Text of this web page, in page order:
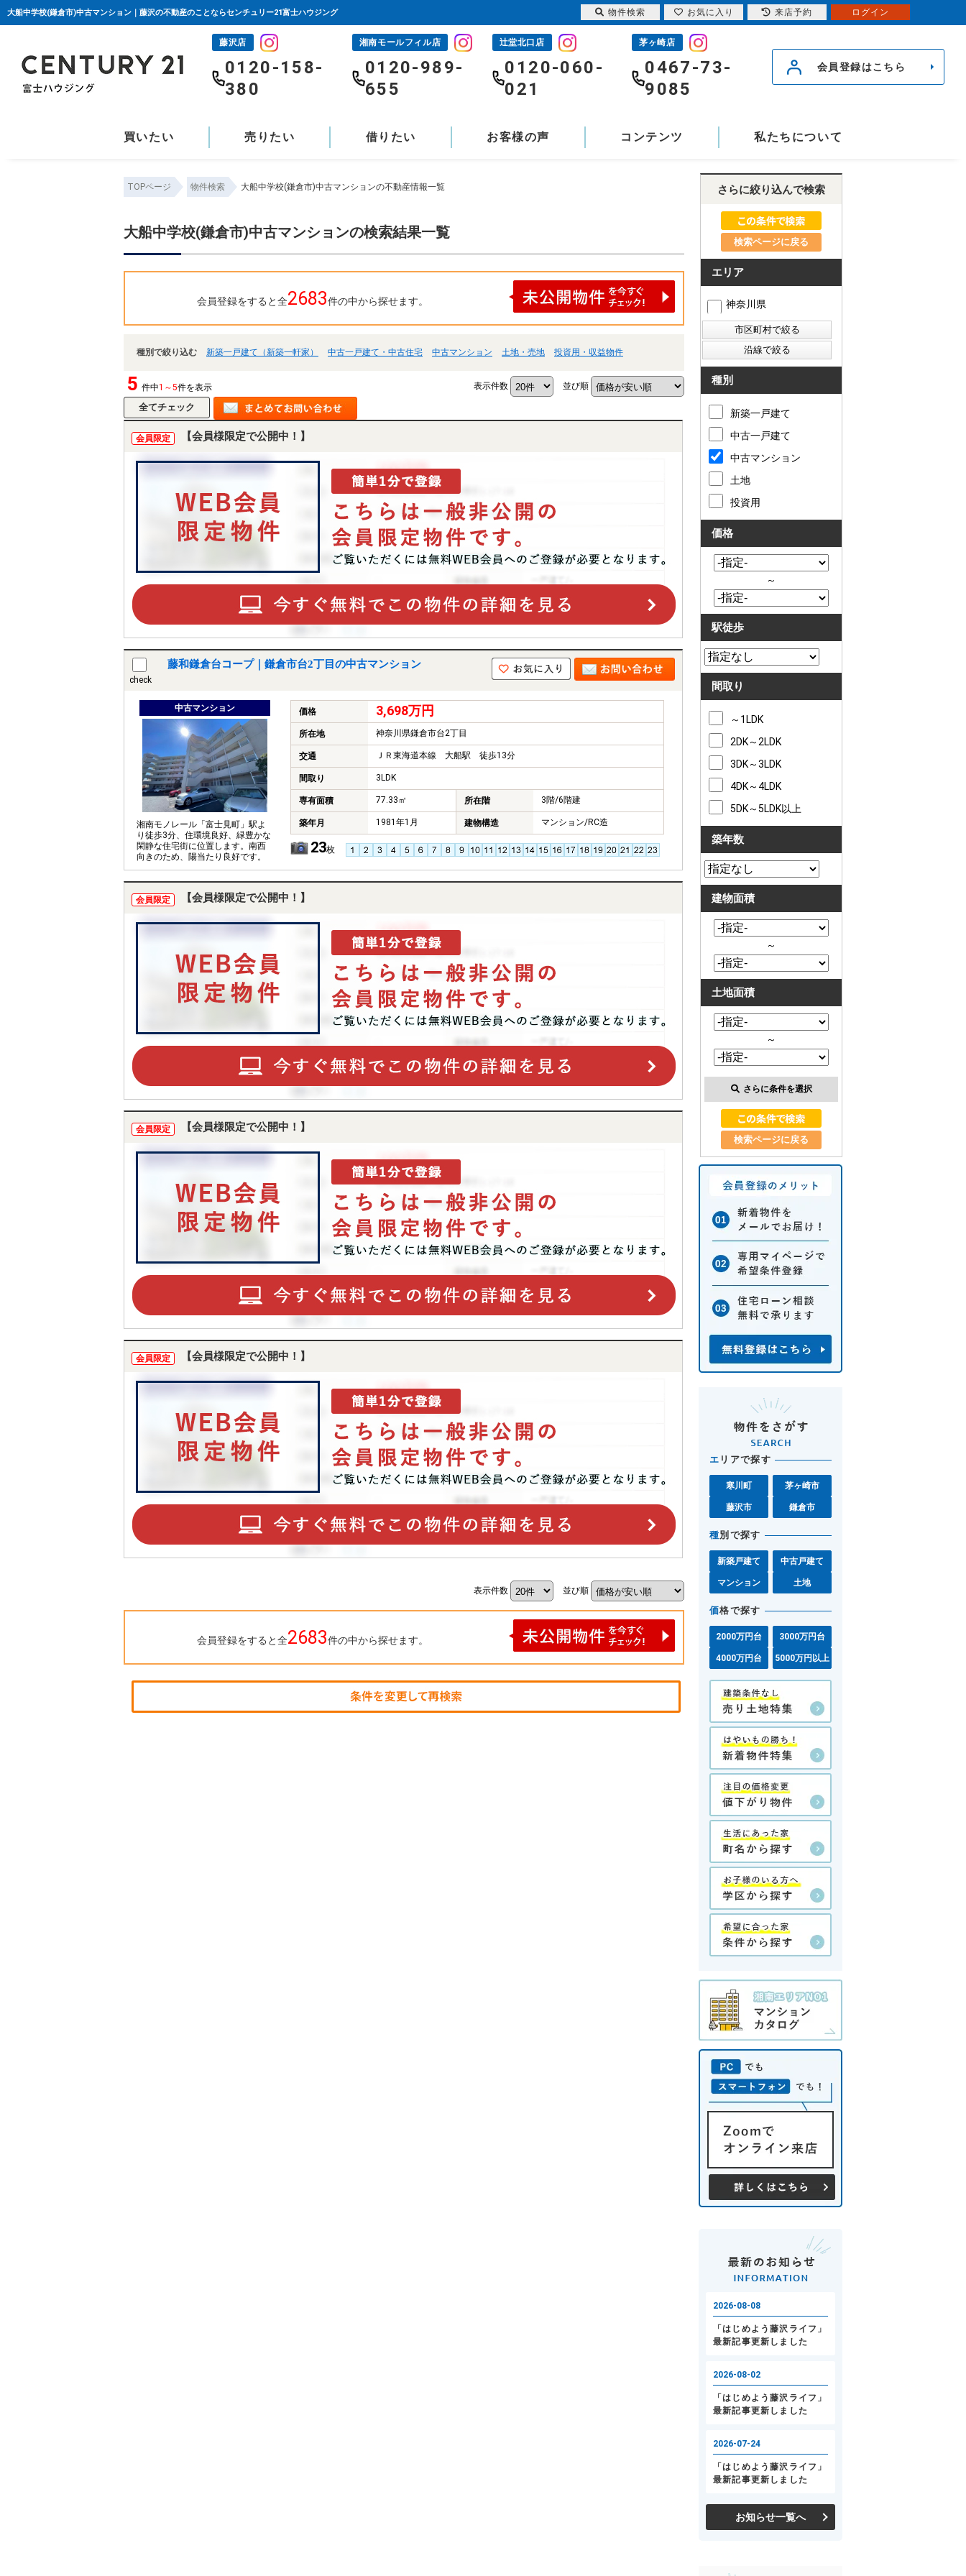
大船中学校(鎌倉市)中古マンション｜藤沢の不動産のことならセンチュリー21富士ハウジング
藤沢店
0120-158-
380
湘南モールフィル店
0120-989-
655
辻堂北口店
0120-060-
021
茅ヶ崎店
0467-73-
9085
会員登録はこちら
買いたい 売りたい 借りたい お客様の声 コンテンツ 私たちについて
TOPページ 物件検索 大船中学校(鎌倉市)中古マンションの不動産情報一覧
大船中学校(鎌倉市)中古マンションの検索結果一覧
会員登録をすると全2683件の中から探せます。
種別で絞り込む 新築一戸建て（新築一軒家） 中古一戸建て・中古住宅 中古マンション 土地・売地 投資用・収益物件
5 件中1～5件を表示 表示件数 並び順
会員限定 【会員様限定で公開中！】
check
藤和鎌倉台コープ｜鎌倉市台2丁目の中古マンション
中古マンション
湘南モノレール「富士見町」駅よ
り徒歩3分、住環境良好、緑豊かな
閑静な住宅街に位置します。南西
向きのため、陽当たり良好です。
価格 3,698万円
所在地 神奈川県鎌倉市台2丁目
交通 ＪＲ東海道本線 大船駅 徒歩13分
間取り 3LDK
専有面積 77.33㎡ 所在階 3階/6階建
築年月 1981年1月 建物構造 マンション/RC造
23枚
会員限定 【会員様限定で公開中！】
会員限定 【会員様限定で公開中！】
会員限定 【会員様限定で公開中！】
表示件数 並び順
会員登録をすると全2683件の中から探せます。
さらに絞り込んで検索
検索ページに戻る
エリア
神奈川県
種別
新築一戸建て
中古一戸建て
中古マンション
土地
投資用
価格
～
駅徒歩
間取り
～1LDK
2DK～2LDK
3DK～3LDK
4DK～4LDK
5DK～5LDK以上
築年数
建物面積
～
土地面積
～
さらに条件を選択
検索ページに戻る
エ リアで探す
寒川町 茅ヶ崎市
藤沢市 鎌倉市
種別で探す
新築戸建て 中古戸建て
マンション 土地
価格で探す
2000万円台 3000万円台
4000万円台 5000万円以上
お知らせ一覧へ
物件検索 お気に入り 来店予約 ログイン